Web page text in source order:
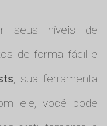
seus níveis de
de forma fácil e
, sua ferramenta
ele, você pode